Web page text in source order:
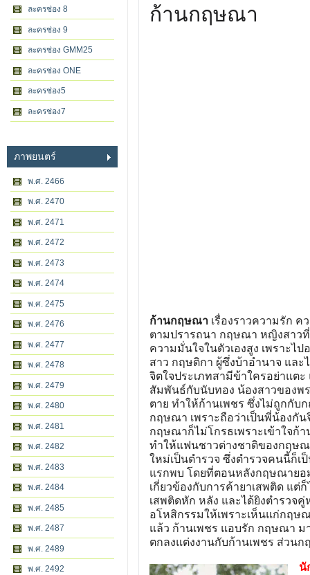
ละครช่อง 8
ละครช่อง 9
ละครช่อง GMM25
ละครช่อง ONE
ละครช่อง5
ละครช่อง7
ภาพยนตร์
พ.ศ. 2466
พ.ศ. 2470
พ.ศ. 2471
พ.ศ. 2472
พ.ศ. 2473
พ.ศ. 2474
พ.ศ. 2475
พ.ศ. 2476
พ.ศ. 2477
พ.ศ. 2478
พ.ศ. 2479
พ.ศ. 2480
พ.ศ. 2481
พ.ศ. 2482
พ.ศ. 2483
พ.ศ. 2484
พ.ศ. 2485
พ.ศ. 2487
พ.ศ. 2489
พ.ศ. 2492
ก้านกฤษณา
ก้านกฤษณา เรื่องราวความรัก
ตามปรารถนา กฤษณา หญิงสาวที่
ความมั่นใจในตัวเองสูง เพราะไ
สาว กฤษติกา ผู้ซึ่งบ้าอำนาจ และ
จิตใจประเภทสามีข้าใครอย่าแต
สัมพันธ์กับนับทอง น้องสาวของพ
ตาย ทำให้ก้านเพชร ซึ่งไม่ถูกกับ
กฤษณา เพราะถือว่าเป็นพี่น้องกั
กฤษณาก็ไม่โกรธเพราะเข้าใจก้
ทำให้แฟนชาวต่างชาติของกฤษณ
ใหม่เป็นตำรวจ ซึ่งตำรวจคนนี้ก็เ
แรกพบ โดยที่ตอนหลังกฤษณายอ
เกี่ยวข้องกับการค้ายาเสพติด แต่
เสพติดหัก หลัง และได้ยิงตำรวจ
อโหสิกรรมให้เพราะเห็นแก่กฤษ
แล้ว ก้านเพชร แอบรัก กฤษณา ม
ตกลงแต่งงานกับก้านเพชร ส่วน
นั